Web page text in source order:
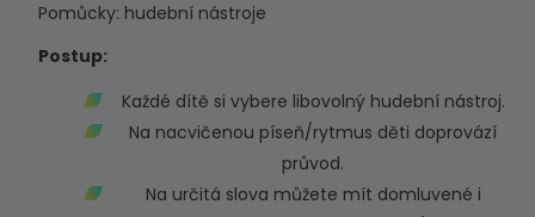
Pomůcky: hudební nástroje
Postup:
Každé dítě si vybere libovolný hudební nástroj.
Na nacvičenou píseň/rytmus děti doprovází
průvod.
Na určitá slova můžete mít domluvené i